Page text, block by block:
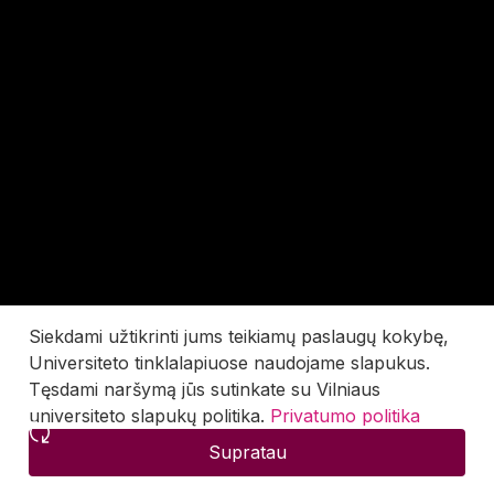
Siekdami užtikrinti jums teikiamų paslaugų kokybę,
Universiteto tinklalapiuose naudojame slapukus.
Tęsdami naršymą jūs sutinkate su Vilniaus
universiteto slapukų politika. Privatumo politika
Supratau